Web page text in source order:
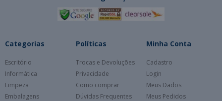
Categorias
Escritório
Informática
Limpeza
Embalagens
Políticas
Trocas e Devoluções
Privacidade
Como comprar
Dúvidas Frequentes
Minha Conta
Cadastro
Login
Meus Dados
Meus Pedidos